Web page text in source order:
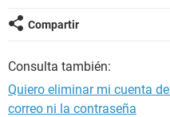
Compartir
Consulta también:
Quiero eliminar mi cuenta
correo ni la contraseña